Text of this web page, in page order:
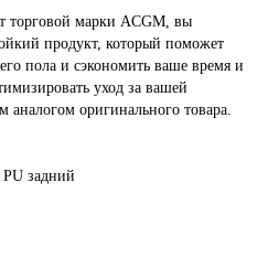
торговой марки ACGM, вы
продукт, который поможет
пола и сэкономить ваше время и
уход за вашей
оригинального товара.
PU задний